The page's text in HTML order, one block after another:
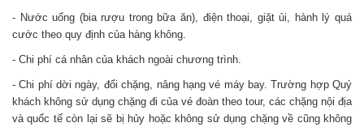
- Nước uống (bia rượu trong bữa ăn), điện thoại, giặt ủi, hành lý quá
cước theo quy định của hàng không.
- Chi phí cá nhân của khách ngoài chương trình.
- Chi phí dời ngày, đổi chặng, nâng hạng vé máy bay. Trường hợp Quý
khách không sử dụng chặng đi của vé đoàn theo tour, các chặng nội địa
và quốc tế còn lại sẽ bị hủy hoặc không sử dụng chặng về cũng không